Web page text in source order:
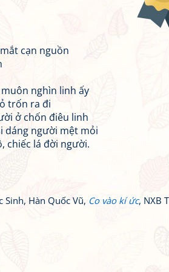
cạn nguồn
nghìn linh ấy
trốn ra đi
ở chốn điêu linh
dáng người mệt mỏi
chiếc lá đời người.
Sinh, Hàn Quốc Vũ, Co vào kí ức, NXB